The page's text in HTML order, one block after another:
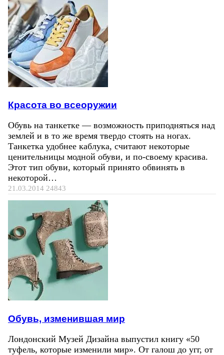
Красота во всеоружии
Обувь на танкетке — возможность приподняться над
землей и в то же время твердо стоять на ногах.
Танкетка удобнее каблука, считают некоторые
ценительницы модной обуви, и по-своему красива.
Этот тип обуви, который принято обвинять в
некоторой…
21.03.2014 24843
Обувь, изменившая мир
Лондонский Музей Дизайна выпустил книгу «50
туфель, которые изменили мир». От галош до угг, от